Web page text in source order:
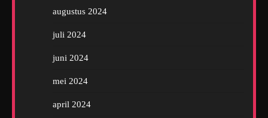
augustus 2024
juli 2024
juni 2024
mei 2024
april 2024